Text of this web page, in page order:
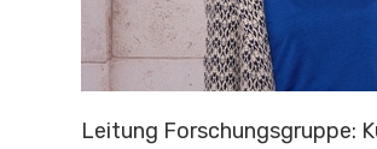
Leitung Forschungsgruppe: